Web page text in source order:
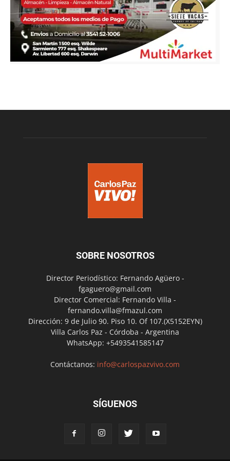
SOBRE NOSOTROS
Director Periodístico: Fernando Agüero -
fgaguero@gmail.com
Director Comercial: Fernando Villa -
fernando.villa@fmazul.com
Dirección: 9 de Julio 90. Piso 10. Of 107.(X5152EYN)
Villa Carlos Paz - Córdoba - Argentina
WhatsApp: +5493541585147
Contáctanos: info@carlospazvivo.com
SÍGUENOS